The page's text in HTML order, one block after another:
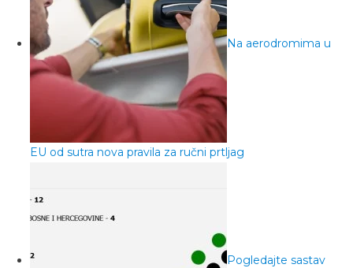
Na aerodromima u
EU od sutra nova pravila za ručni prtljag
Pogledajte sastav